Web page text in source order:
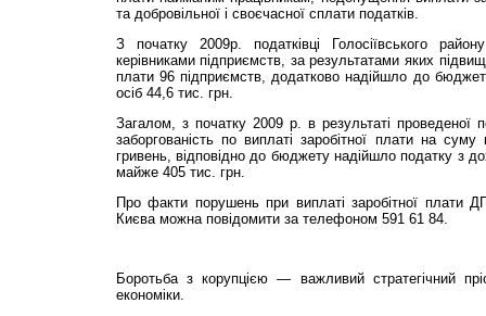
та добровільної і своєчасної сплати податків.
З початку 2009р. податківці Голосіївського
керівниками під­приємств, за результатами яких
плати 96 підприємств, додатково надійшло до
осіб 44,6 тис. грн.
Загалом, з початку 2009 р. в результаті проведеної
заборгованість по виплаті заробітної плати на
гривень, відповідно до бюджету надійшло податку з
майже 405 тис. грн.
Про факти порушень при виплаті заробітної плати
Києва можна повідомити за телефоном 591 61 84.
Боротьба з корупцією — важливий стратегічний
економіки.